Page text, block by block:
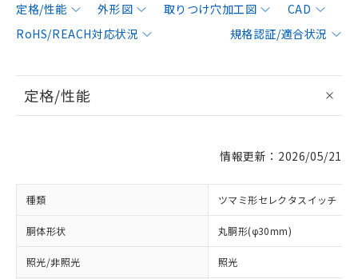
定格/性能 外形図 取りつけ穴加工図
CAD
RoHS/REACH対応状況
規格認証/適合状況
定格/性能
情報更新：2026/05/21
種類 ツマミ形セレクタスイッチ
胴体形状 丸胴形(φ30mm)
照光/非照光 照光